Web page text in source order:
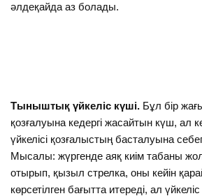
әлдеқайда аз болады.
Тыныштық үйкеліс күші. Бұл бір
қозғалуына кедергі жасайтын күш, ал
үйкелісі қозғалыстың басталуына
Мысалы: жүргенде аяқ киім табаны
отырып, қызыл стрелка, оны кейін
көрсетілген бағытта итереді, ал